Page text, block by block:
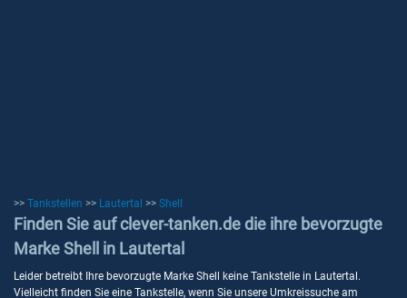
>> Tankstellen >> Lautertal >> Shell
Finden Sie auf clever-tanken.de die ihre bevorzugte
Marke Shell in Lautertal
Leider betreibt Ihre bevorzugte Marke Shell keine Tankstelle in Lautertal.
Vielleicht finden Sie eine Tankstelle, wenn Sie unsere Umkreissuche am